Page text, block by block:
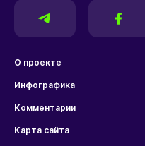
О проекте
Инфографика
Комментарии
Карта сайта